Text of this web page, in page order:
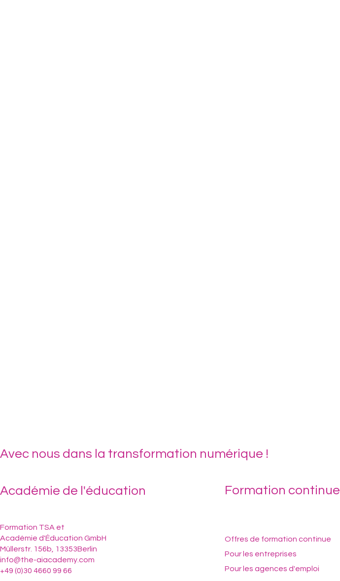
Avec nous dans la transformation numérique !
Académie de l'éducation
Formation TSA et
Académie d'Éducation GmbH
Müllerstr. 156b, 13353Berlin
info@the-aiacademy.com
+49 (0)30 4660 99 66
Formation continue
Offres de formation continue
Pour les entreprises
Pour les agences d'emploi